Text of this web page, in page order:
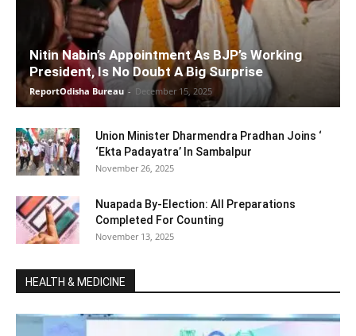
Nitin Nabin’s Appointment As BJP’s Working
President, Is No Doubt A Big Surprise
ReportOdisha Bureau - December 15, 2025
Union Minister Dharmendra Pradhan Joins ‘
‘Ekta Padayatra’ In Sambalpur
November 26, 2025
Nuapada By-Election: All Preparations
Completed For Counting
November 13, 2025
HEALTH & MEDICINE